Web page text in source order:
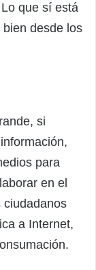
que sí está
desde los
si
para
en el
ciudadanos
a Internet,